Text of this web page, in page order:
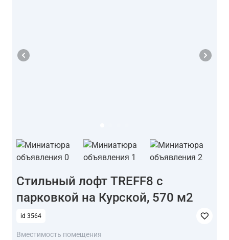
Стильный лофт TREFF8 с
парковкой на Курской, 570 м2
id 3564
Вместимость помещения